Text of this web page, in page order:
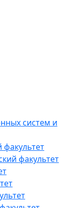
систем и
факультет